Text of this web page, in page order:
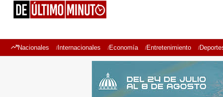
Nacionales Internacionales Economía Entretenimiento